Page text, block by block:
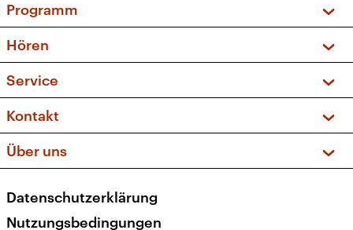
Programm
Sendungen und Podcasts
Musikliste
Kakadu – Das Kinderprogramm
Hören
Frequenzen (UKW + DAB+)
Service
FAQ
Apps
Newsletter
Kontakt
Social Media
Über uns
Presse
Datenschutzerklärung
Nutzungsbedingungen